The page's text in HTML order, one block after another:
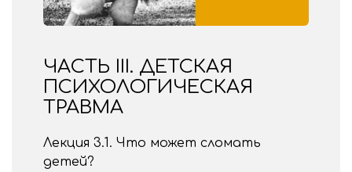
ЧАСТЬ III. ДЕТСКАЯ
ПСИХОЛОГИЧЕСКАЯ
ТРАВМА
Лекция 3.1. Что может сломать
детей?